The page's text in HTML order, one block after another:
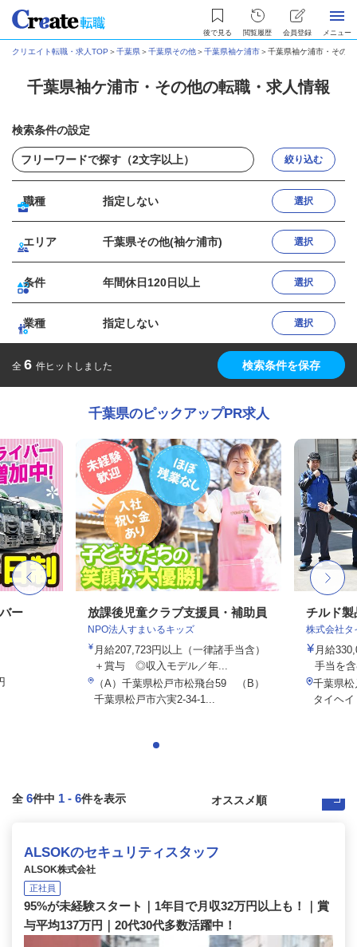
後で見る 閲覧履歴 会員登録 メニュー
クリエイト転職・求人TOP ＞千葉県＞千葉県その他＞千葉県袖ケ浦市＞千葉県袖ケ浦市・その
千葉県袖ケ浦市・その他の転職・求人情報
検索条件の設定
絞り込む
職種 指定しない 選択
エリア 千葉県その他(袖ケ浦市) 選択
条件 年間休日120日以上 選択
業種 指定しない 選択
全 6 件ヒットしました 検索条件を保存
千葉県のピックアップPR求人
ー 放課後児童クラブ支援員・補助員
NPO法人すまいるキッズ
月給207,723円以上（一律諸手当含）
＋賞与 ◎収入モデル／年...
（A）千葉県松戸市松飛台59 （B）
千葉県松戸市六実2-34-1...
チルド製
株式会社タ
月給
手当を
千葉県
タイヘ
全 6件中 1 - 6件を表示
ALSOKのセキュリティスタッフ
ALSOK株式会社
正社員
95%が未経験スタート｜1年目で月収32万円以上も！｜賞
与平均137万円｜20代30代多数活躍中！